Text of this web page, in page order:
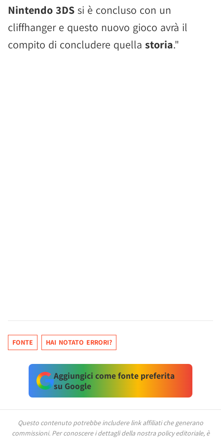
Nintendo 3DS si è concluso con un
cliffhanger e questo nuovo gioco avrà il
compito di concludere quella storia."
FONTE HAI NOTATO ERRORI?
Aggiungici come fonte preferita
su Google
Questo contenuto potrebbe includere link affiliati che generano
commissioni. Per conoscere i dettagli della nostra policy editoriale, è